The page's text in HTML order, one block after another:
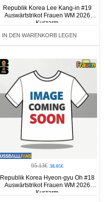
Republik Korea Lee Kang-in #19
Auswärtstrikot Frauen WM 2026
Kurzarm
IN DEN WARENKORB LEGEN
95.13€ 38.05€
Republik Korea Hyeon-gyu Oh #18
Auswärtstrikot Frauen WM 2026
Kurzarm